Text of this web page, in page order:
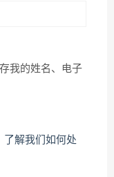
我的姓名、电子
了解我们如何处